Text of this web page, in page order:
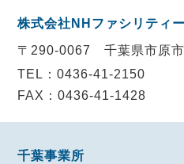
株式会社NHファシリティ
〒290-0067千葉県市原
TEL：0436-41-2150
FAX：0436-41-1428
千葉事業所